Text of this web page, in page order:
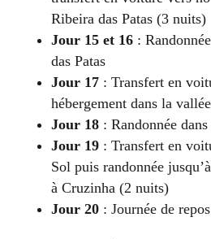
Ribeira das Patas (3 nuits)
Jour 15 et 16:
das Patas
Jour 17: Transfert en
hébergement dans la
Jour 18: Randonnée
Jour 19: Transfert en
Sol puis randonnée
à Cruzinha (2 nuits)
Jour 20: Journée de